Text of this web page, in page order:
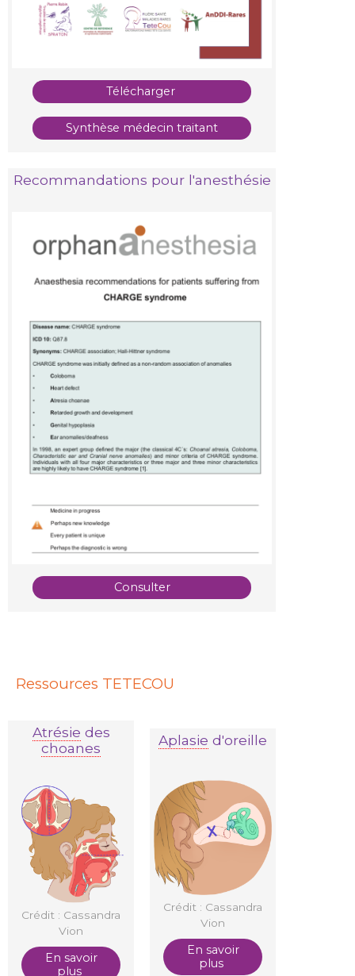
Télécharger
Synthèse médecin traitant
Recommandations pour l'anesthésie
Consulter
Ressources TETECOU
Atrésie des
choanes
Crédit : Cassandra
Vion
En savoir
plus
Aplasie d'oreille
Crédit : Cassandra
Vion
En savoir
plus